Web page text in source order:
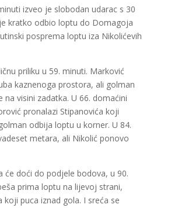
izveo je slobodan udarac s 30
kratko odbio loptu do Domagoja
posprema loptu iza Nikolićevih
priliku u 59. minuti. Marković
kaznenoga prostora, ali golman
na visini zadatka. U 66. domaćini
pronalazi Stipanovića koji
odbija loptu u korner. U 84.
metara, ali Nikolić ponovo
će doći do podjele bodova, u 90.
prima loptu na lijevoj strani,
koji puca iznad gola. I sreća se